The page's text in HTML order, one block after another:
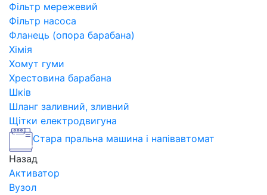
Фільтр мережевий
Фільтр насоса
Фланець (опора барабана)
Хімія
Хомут гуми
Хрестовина барабана
Шків
Шланг заливний, зливний
Щітки електродвигуна
Стара пральна машина і напівавтомат
Назад
Активатор
Вузол